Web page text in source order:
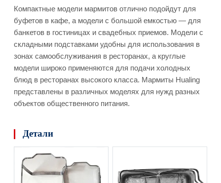
Компактные модели мармитов отлично подойдут для
буфетов в кафе, а модели с большой емкостью — для
банкетов в гостиницах и свадебных приемов. Модели с
складными подставками удобны для использования в
зонах самообслуживания в ресторанах, а круглые
модели широко применяются для подачи холодных
блюд в ресторанах высокого класса. Мармиты Hualing
представлены в различных моделях для нужд разных
объектов общественного питания.
Детали